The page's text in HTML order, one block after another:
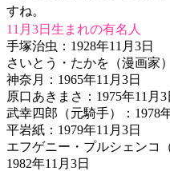
すね。
11月3日生まれの有名人
手塚治虫：1928年11月3日
さいとう・たかを（漫画家
神奈月：1965年11月3日
原口あきまさ：1975年11月3
武幸四郎（元騎手）：1978
平岩紙：1979年11月3日
エフゲニー・プルシェンコ
1982年11月3日